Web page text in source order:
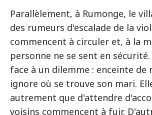
Parallèlement, à Rumonge, le
des rumeurs d'escalade de la
commencent à circuler et, à la
personne ne se sent en
face à un dilemme : enceinte de
ignore où se trouve son mari.
autrement que d'attendre
voisins commencent à fuir.